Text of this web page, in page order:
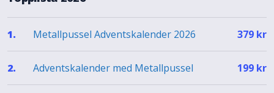
1. Metallpussel Adventskalender 2026 379 kr
2. Adventskalender med Metallpussel 199 kr